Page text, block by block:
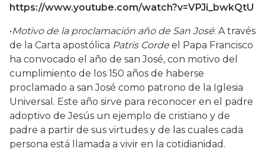
https://www.youtube.com/watch?v=VPJi_bwkQtU
•Motivo de la proclamación año de San José: A través
de la Carta apostólica Patris Corde el Papa Francisco
ha convocado el año de san José, con motivo del
cumplimiento de los 150 años de haberse
proclamado a san José como patrono de la Iglesia
Universal. Este año sirve para reconocer en el padre
adoptivo de Jesús un ejemplo de cristiano y de
padre a partir de sus virtudes y de las cuales cada
persona está llamada a vivir en la cotidianidad.